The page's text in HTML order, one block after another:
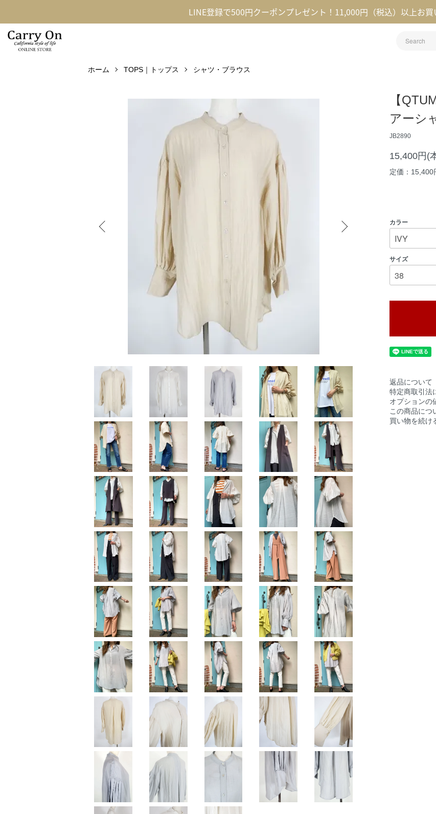
LINE登録で500円クーポンプレゼント！11,000円（税込）以上お
ホーム TOPS｜トップス シャツ・ブラウス
【
アーシ
JB2890
15,400円(
定価：15,400
カラー
サイズ
返品について
特定商取引法
オプションの
この商品につ
買い物を続け